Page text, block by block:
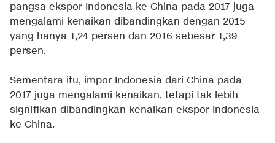
pangsa ekspor Indonesia ke China pada 2017 juga
mengalami kenaikan dibandingkan dengan 2015
yang hanya 1,24 persen dan 2016 sebesar 1,39
persen.
Sementara itu, impor Indonesia dari China pada
2017 juga mengalami kenaikan, tetapi tak lebih
signifikan dibandingkan kenaikan ekspor Indonesia
ke China.